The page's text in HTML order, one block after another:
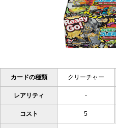
カードの種類 クリーチャー
レアリティ -
コスト 5